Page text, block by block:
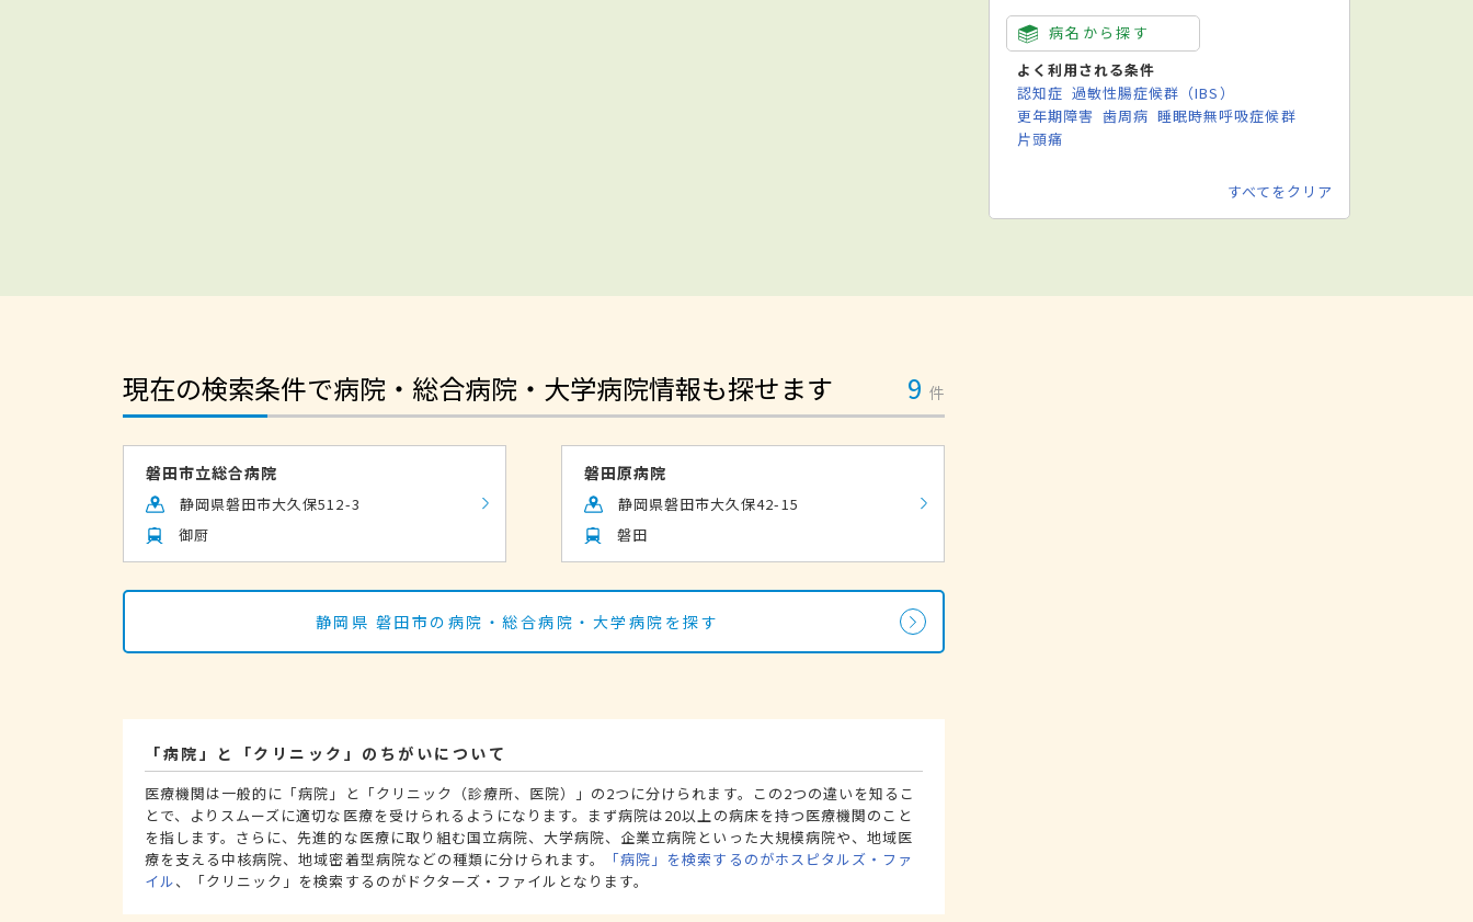
病名から探す
よく利用される条件
認知症 過敏性腸症候群（IBS）
更年期障害 歯周病 睡眠時無呼吸症候群
片頭痛
すべてをクリア
現在の検索条件で病院・総合病院・大学病院情報も探せます 9 件
磐田市立総合病院
静岡県磐田市大久保512-3
御厨
磐田原病院
静岡県磐田市大久保42-15
磐田
静岡県 磐田市の病院・総合病院・大学病院を探す
「病院」と「クリニック」のちがいについて
医療機関は一般的に「病院」と「クリニック（診療所、医院）」の2つに分けられます。この2つの違いを知るこ
とで、よりスムーズに適切な医療を受けられるようになります。まず病院は20以上の病床を持つ医療機関のこと
を指します。さらに、先進的な医療に取り組む国立病院、大学病院、企業立病院といった大規模病院や、地域医
療を支える中核病院、地域密着型病院などの種類に分けられます。
「病院」を検索するのがホスピタルズ・ファ
イル、「クリニック」を検索するのがドクターズ・ファイルとなります。